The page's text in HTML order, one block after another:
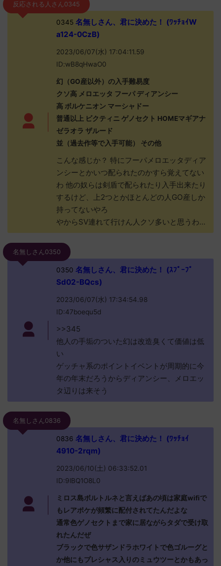
反応される人さん0345
0345名無しさん、君に決めた！ (ﾜｯﾁｮｲW
a124-0CzB)
2023/06/07(水) 17:04:11.59
ID:wB8qHwaO0
幻（GO産以外）の入手難易度
クソ高 メロエッタ フーパ ディアンシー
高 ボルケニオン マーシャドー
普通以上 ビクティニ ゲノセクト HOMEマギアナ
ゼラオラ ザルード
並（過去作等で入手可能） その他
こんな感じか？ 特にフーパメロエッタディア
ンシーとかいつ配られたのかすら覚えてない
わ 他の奴らは剣盾で配られたり入手出来たり
するけど、上2つとかほとんどの人GO産しか
持ってないやろ
やからSV連れて行けん人クソ多いと思うわ…
名無しさん0350
0350 名無しさん、君に決めた！ (ｽﾌﾟｰﾌﾟ
Sd02-BQcs)
2023/06/07(水) 17:34:54.98
ID:47boequ5d
>>345
他人の手垢のついた幻は改造臭くて価値は低
い
ゲッチャ系のポイントイベントが周期的に今
年の年末だろうからディアンシー、メロエッ
タ辺りは来そう
名無しさん0836
0836 名無しさん、君に決めた！ (ﾜｯﾁｮｲ
4910-2rqm)
2023/06/10(土) 06:33:52.01
ID:9lBQ1O8L0
ミロス島ボルトルネと言えばあの頃は家庭wifiで
もレアポケが頻繁に配付されてたんだよな
通常色ゲノセクトまで家に居ながらタダで受け取
れたんだぜ
ブラックで色サザンドラホワイトで色ゴルーグと
か他にもプレシャス入りのミュウツーとかもあっ